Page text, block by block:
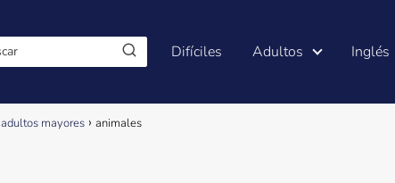
Difíciles Adultos Inglés
adultos mayores animales